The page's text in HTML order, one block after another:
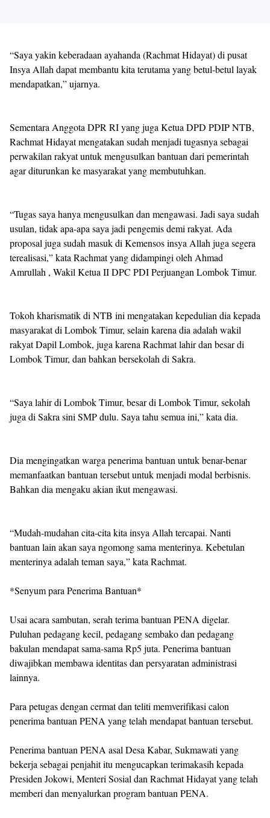
“Saya yakin keberadaan ayahanda (Rachmat Hidayat) di pusat
Insya Allah dapat membantu kita terutama yang betul-betul layak
mendapatkan,” ujarnya.
Sementara Anggota DPR RI yang juga Ketua DPD PDIP NTB,
Rachmat Hidayat mengatakan sudah menjadi tugasnya sebagai
perwakilan rakyat untuk mengusulkan bantuan dari pemerintah
agar diturunkan ke masyarakat yang membutuhkan.
“Tugas saya hanya mengusulkan dan mengawasi. Jadi saya sudah
usulan, tidak apa-apa saya jadi pengemis demi rakyat. Ada
proposal juga sudah masuk di Kemensos insya Allah juga segera
terealisasi,” kata Rachmat yang didampingi oleh Ahmad
Amrullah , Wakil Ketua II DPC PDI Perjuangan Lombok Timur.
Tokoh kharismatik di NTB ini mengatakan kepedulian dia kepada
masyarakat di Lombok Timur, selain karena dia adalah wakil
rakyat Dapil Lombok, juga karena Rachmat lahir dan besar di
Lombok Timur, dan bahkan bersekolah di Sakra.
“Saya lahir di Lombok Timur, besar di Lombok Timur, sekolah
juga di Sakra sini SMP dulu. Saya tahu semua ini,” kata dia.
Dia mengingatkan warga penerima bantuan untuk benar-benar
memanfaatkan bantuan tersebut untuk menjadi modal berbisnis.
Bahkan dia mengaku akian ikut mengawasi.
“Mudah-mudahan cita-cita kita insya Allah tercapai. Nanti
bantuan lain akan saya ngomong sama menterinya. Kebetulan
menterinya adalah teman saya,” kata Rachmat.
*Senyum para Penerima Bantuan*
Usai acara sambutan, serah terima bantuan PENA digelar.
Puluhan pedagang kecil, pedagang sembako dan pedagang
bakulan mendapat sama-sama Rp5 juta. Penerima bantuan
diwajibkan membawa identitas dan persyaratan administrasi
lainnya.
Para petugas dengan cermat dan teliti memverifikasi calon
penerima bantuan PENA yang telah mendapat bantuan tersebut.
Penerima bantuan PENA asal Desa Kabar, Sukmawati yang
bekerja sebagai penjahit itu mengucapkan terimakasih kepada
Presiden Jokowi, Menteri Sosial dan Rachmat Hidayat yang telah
memberi dan menyalurkan program bantuan PENA.